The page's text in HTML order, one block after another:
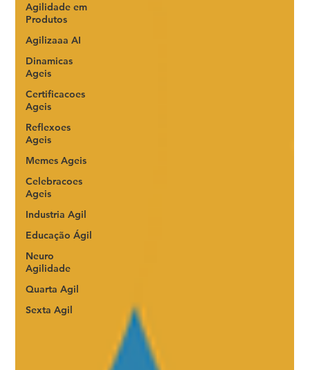
Agilidade em
Produtos
Agilizaaa AI
Dinamicas
Ageis
Certificacoes
Ageis
Reflexoes
Ageis
Memes Ageis
Celebracoes
Ageis
Industria Agil
Educação Ágil
Neuro
Agilidade
Quarta Agil
Sexta Agil